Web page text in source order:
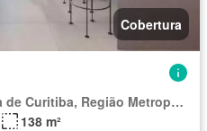
Cobertura
Região Geográfica Imediata de Curitiba, Região Metropolitana de Curitiba
138 m²